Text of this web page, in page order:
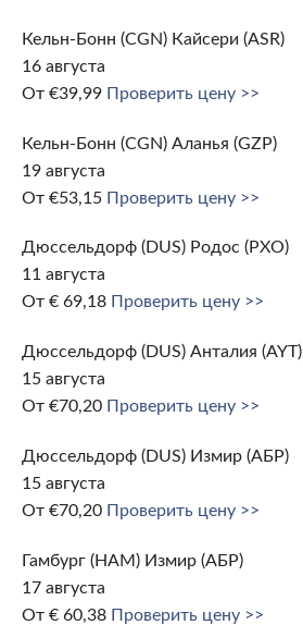
Кельн-Бонн (CGN) Кайсери (ASR)
16 августа
От €39,99 Проверить цену >>
Кельн-Бонн (CGN) Аланья (GZP)
19 августа
От €53,15 Проверить цену >>
Дюссельдорф (DUS) Родос (РХО)
11 августа
От € 69,18 Проверить цену >>
Дюссельдорф (DUS) Анталия (AYT)
15 августа
От €70,20 Проверить цену >>
Дюссельдорф (DUS) Измир (АБР)
15 августа
От €70,20 Проверить цену >>
Гамбург (HAM) Измир (АБР)
17 августа
От € 60,38 Проверить цену >>